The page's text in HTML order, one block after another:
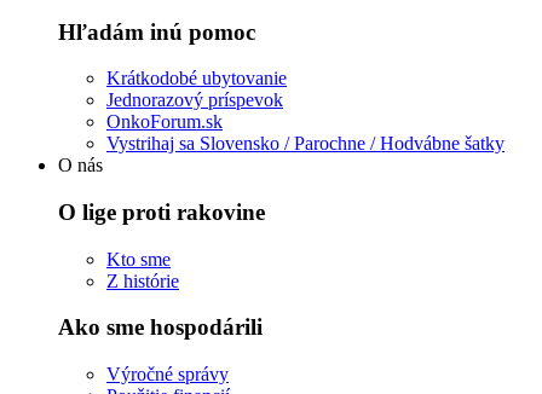
Hľadám inú pomoc
Krátkodobé ubytovanie
Jednorazový príspevok
OnkoForum.sk
Vystrihaj sa Slovensko / Parochne / Hodvábne šatky
O nás
O lige proti rakovine
Kto sme
Z histórie
Ako sme hospodárili
Výročné správy